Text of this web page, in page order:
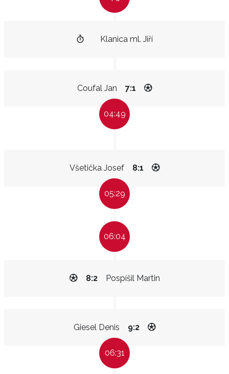
Klanica ml. Jiří
Coufal Jan 7:1
04:49
Všetička Josef 8:1
05:29
06:04
Pospíšil Martin
8:2
Giesel Denis 9:2
06:31